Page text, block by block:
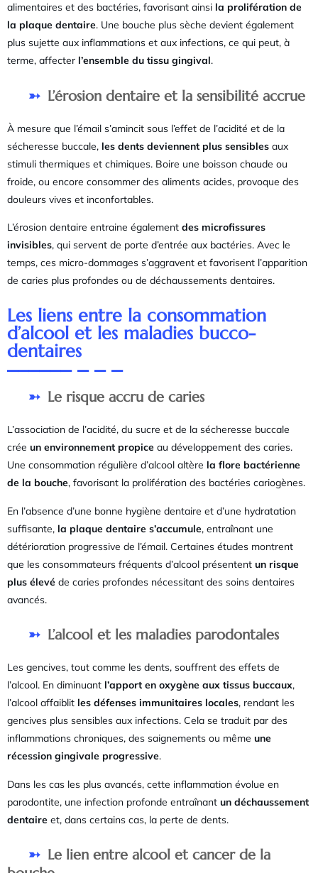
alimentaires et des bactéries, favorisant ainsi la prolifération de
la plaque dentaire. Une bouche plus sèche devient également
plus sujette aux inflammations et aux infections, ce qui peut, à
terme, affecter l’ensemble du tissu gingival.
L’érosion dentaire et la sensibilité accrue
À mesure que l’émail s’amincit sous l’effet de l’acidité et de la
sécheresse buccale, les dents deviennent plus sensibles aux
stimuli thermiques et chimiques. Boire une boisson chaude ou
froide, ou encore consommer des aliments acides, provoque des
douleurs vives et inconfortables.
L’érosion dentaire entraine également des microfissures
invisibles, qui servent de porte d’entrée aux bactéries. Avec le
temps, ces micro-dommages s’aggravent et favorisent l’apparition
de caries plus profondes ou de déchaussements dentaires.
Les liens entre la consommation
d’alcool et les maladies bucco-
dentaires
Le risque accru de caries
L’association de l’acidité, du sucre et de la sécheresse buccale
crée un environnement propice au développement des caries.
Une consommation régulière d’alcool altère la flore bactérienne
de la bouche, favorisant la prolifération des bactéries cariogènes.
En l’absence d’une bonne hygiène dentaire et d’une hydratation
suffisante, la plaque dentaire s’accumule, entraînant une
détérioration progressive de l’émail. Certaines études montrent
que les consommateurs fréquents d’alcool présentent un risque
plus élevé de caries profondes nécessitant des soins dentaires
avancés.
L’alcool et les maladies parodontales
Les gencives, tout comme les dents, souffrent des effets de
l’alcool. En diminuant l’apport en oxygène aux tissus buccaux,
l’alcool affaiblit les défenses immunitaires locales, rendant les
gencives plus sensibles aux infections. Cela se traduit par des
inflammations chroniques, des saignements ou même une
récession gingivale progressive.
Dans les cas les plus avancés, cette inflammation évolue en
parodontite, une infection profonde entraînant un déchaussement
dentaire et, dans certains cas, la perte de dents.
Le lien entre alcool et cancer de la